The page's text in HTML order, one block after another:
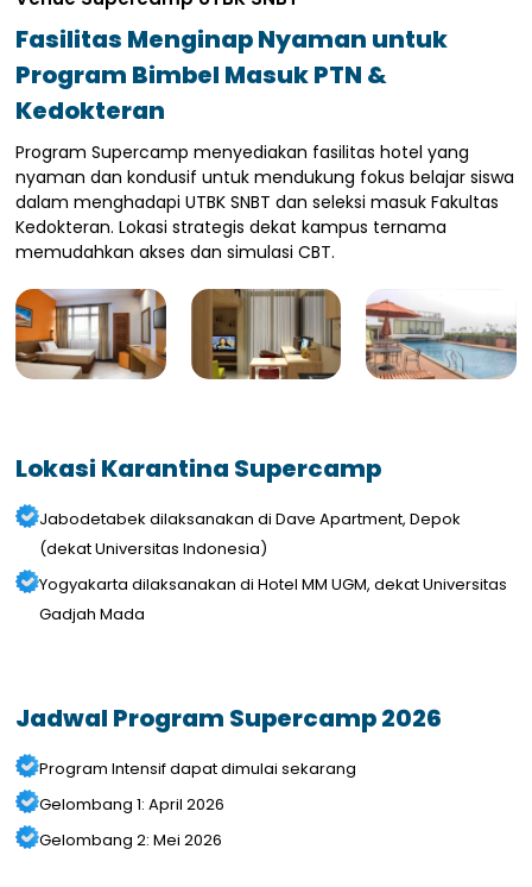
Fasilitas Menginap Nyaman untuk
Program Bimbel Masuk PTN &
Kedokteran
Program Supercamp menyediakan fasilitas hotel yang
nyaman dan kondusif untuk mendukung fokus belajar siswa
dalam menghadapi UTBK SNBT dan seleksi masuk Fakultas
Kedokteran. Lokasi strategis dekat kampus ternama
memudahkan akses dan simulasi CBT.
Lokasi Karantina Supercamp
Jabodetabek dilaksanakan di Dave Apartment, Depok
(dekat Universitas Indonesia)
Yogyakarta dilaksanakan di Hotel MM UGM, dekat Universitas
Gadjah Mada
Jadwal Program Supercamp 2026
Program Intensif dapat dimulai sekarang
Gelombang 1: April 2026
Gelombang 2: Mei 2026